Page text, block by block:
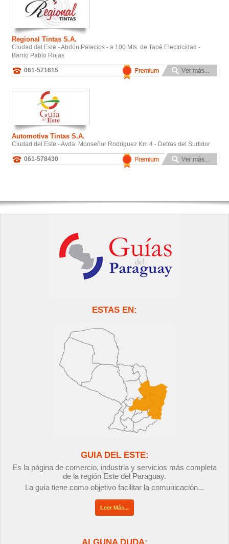
Regional Tintas S.A.
Ciudad del Este - Abdón Palacios - a 100 Mts. de Tapé Electricidad -
Barrio Pablo Rojas
061-571615
Automotiva Tintas S.A.
Ciudad del Este - Avda. Monseñor Rodriguez Km 4 - Detras del Surtidor
061-578430
ESTAS EN:
GUIA DEL ESTE:
Es la página de comercio, industria y servicios más completa
de la región Este del Paraguay.
La guía tiene como objetivo facilitar la comunicación...
Leer Más...